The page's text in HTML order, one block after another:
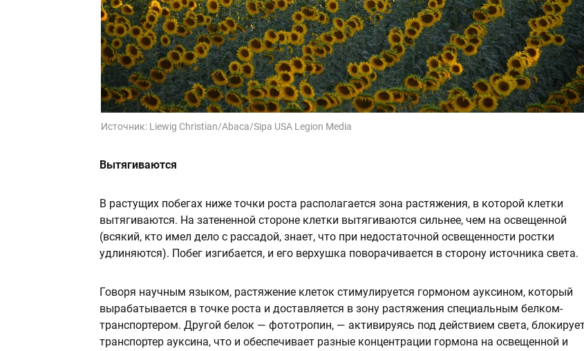
Источник: Liewig Christian/Abaca/Sipa USA Legion Media
Вытягиваются
В растущих побегах ниже точки роста располагается зона растяжения, в которой клетки
вытягиваются. На затененной стороне клетки вытягиваются сильнее, чем на освещенной
(всякий, кто имел дело с рассадой, знает, что при недостаточной освещенности ростки
удлиняются). Побег изгибается, и его верхушка поворачивается в сторону источника света.
Говоря научным языком, растяжение клеток стимулируется гормоном ауксином, который
вырабатывается в точке роста и доставляется в зону растяжения специальным белком-
транспортером. Другой белок — фототропин, — активируясь под действием света,
транспортер ауксина, что и обеспечивает разные концентрации гормона на освещенной и